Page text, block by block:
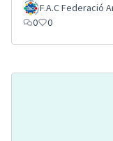
F.A.C Federació
0
0